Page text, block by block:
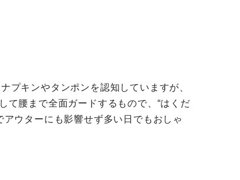
プキンやタンポンを認知していますが、
て腰まで全面ガードするもので、“はくだ
ウターにも影響せず多い日でもおしゃ